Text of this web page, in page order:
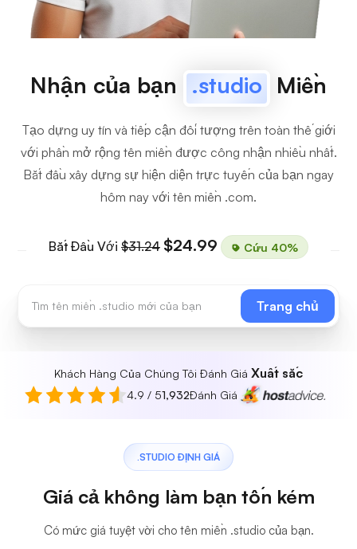
Nhận của bạn .studio Miền
Tạo dựng uy tín và tiếp cận đối tượng trên toàn thế giới
với phần mở rộng tên miền được công nhận nhiều nhất.
Bắt đầu xây dựng sự hiện diện trực tuyến của bạn ngay
hôm nay với tên miền .com.
Bắt Đầu Với $31.24 $24.99 Cứu 40%
Trang chủ
Khách Hàng Của Chúng Tôi Đánh Giá Xuất sắc
4.9 / 51,932Đánh Giá
.STUDIO ĐỊNH GIÁ
Giá cả không làm bạn tốn kém
Có mức giá tuyệt vời cho tên miền .studio của bạn.